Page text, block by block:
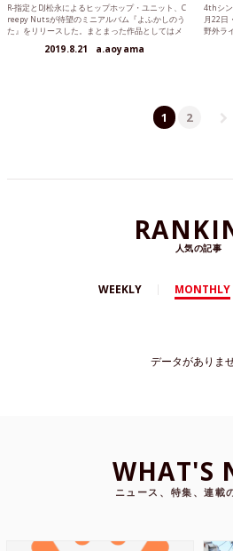
R-指定とDJ松永によるヒップホップ・ユニット、C
reepy Nutsが待望のミニアルバム『よふかしのう
た』をリリースした。まとまった作品としてはメ
2019.8.21 a.aoyama
4thシン
月22日
野外ラ
1 2
人気の記事
WEEKLY MONTHLY
データがありま
WHAT'S
ニュース、特集、連載